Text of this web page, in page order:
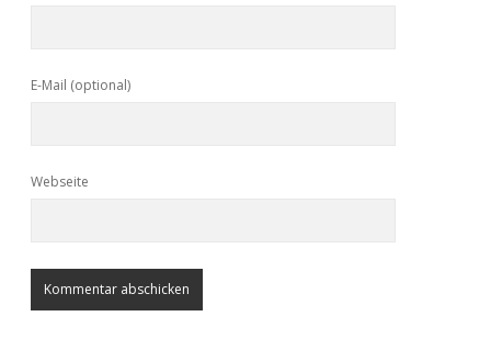
E-Mail (optional)
Webseite